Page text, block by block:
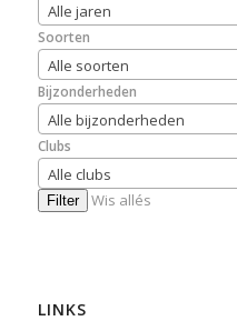
Alle jaren
Soorten
Alle soorten
Bijzonderheden
Alle bijzonderheden
Clubs
Alle clubs
Filter Wis allés
LINKS